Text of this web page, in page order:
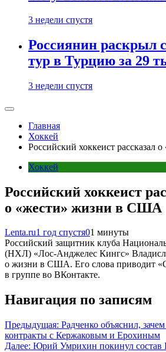
3 недели спустя
Россиянин раскрыл
тур в Турцию за 29
3 недели спустя
Главная
Хоккей
Российский хоккеист
Хоккей
Российский хоккеист
о «жести» жизни в США
Lenta.ru1 год спустя01 минуты
Российский защитник клуба
(НХЛ) «Лос-Анджелес Кингс»
о жизни в США. Его слова приводит
в группе во ВКонтакте.
Навигация по записям
Предыдущая: Радченко объяснил,
контракты с Кержаковым и Ерохиным
Далее: Юрий Умрихин покинул